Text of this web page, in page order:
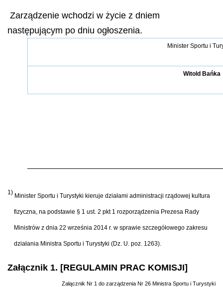
Zarządzenie wchodzi w życie z dniem
następującym po dniu ogłoszenia.
Minister Sportu i
Witold Bańka
1) Minister Sportu i Turystyki kieruje działami administracji rządowej kultura
fizyczna, na podstawie § 1 ust. 2 pkt 1 rozporządzenia Prezesa Rady
Ministrów z dnia 22 września 2014 r. w sprawie szczegółowego zakresu
działania Ministra Sportu i Turystyki (Dz. U. poz. 1263).
Załącznik 1. [REGULAMIN PRAC KOMISJI]
Załącznik Nr 1 do zarządzenia Nr 26 Ministra Sportu i Turystyki